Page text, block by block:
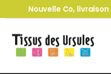
Nouvelle Co,